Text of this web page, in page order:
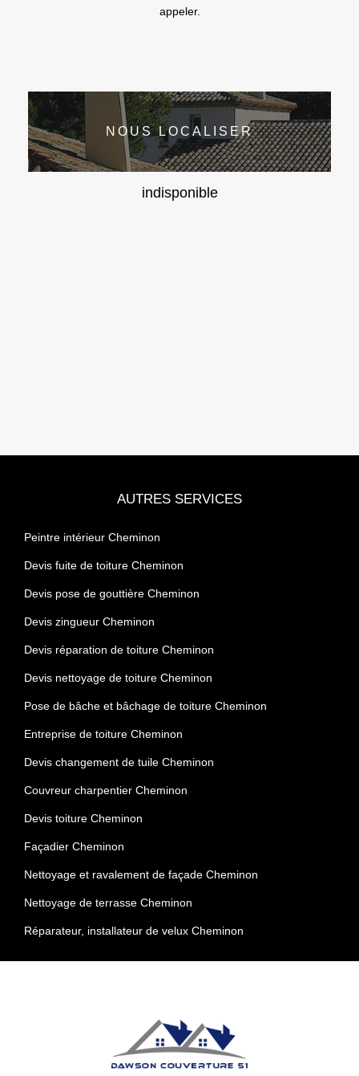
appeler.
NOUS LOCALISER
indisponible
AUTRES SERVICES
Peintre intérieur Cheminon
Devis fuite de toiture Cheminon
Devis pose de gouttière Cheminon
Devis zingueur Cheminon
Devis réparation de toiture Cheminon
Devis nettoyage de toiture Cheminon
Pose de bâche et bâchage de toiture Cheminon
Entreprise de toiture Cheminon
Devis changement de tuile Cheminon
Couvreur charpentier Cheminon
Devis toiture Cheminon
Façadier Cheminon
Nettoyage et ravalement de façade Cheminon
Nettoyage de terrasse Cheminon
Réparateur, installateur de velux Cheminon